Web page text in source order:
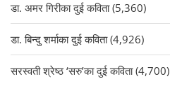
डा. अमर गिरीका दुई कविता (5,360)
डा. बिन्दु शर्माका दुई कविता (4,926)
सरस्वती श्रेष्ठ ‘सरु’का दुई कविता (4,700)